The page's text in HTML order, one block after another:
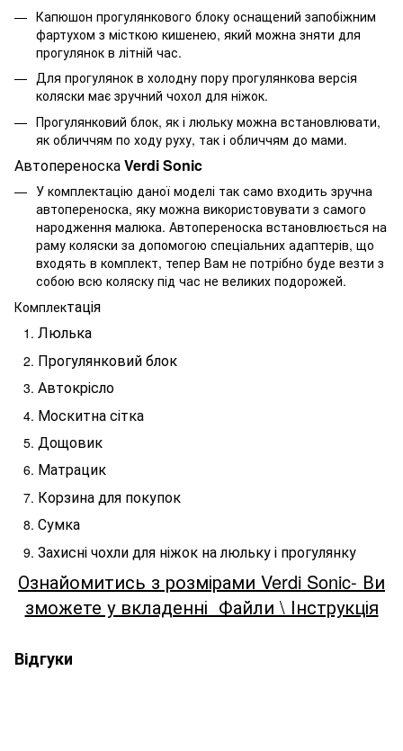
Капюшон прогулянкового блоку оснащений запобіжним
фартухом з місткою кишенею, який можна зняти для
прогулянок в літній час.
Для прогулянок в холодну пору прогулянкова версія
коляски має зручний чохол для ніжок.
Прогулянковий блок, як і люльку можна встановлювати,
як обличчям по ходу руху, так і обличчям до мами.
АвтопереноскаVerdi Sonic
У комплектацію даної моделі так само входить зручна
автопереноска, яку можна використовувати з самого
народження малюка. Автопереноска встановлюється на
раму коляски за допомогою спеціальних адаптерів, що
входять в комплект, тепер Вам не потрібно буде везти з
собою всю коляску під час не великих подорожей.
Комплектація
Люлька
Прогулянковий блок
Автокрісло
Москитна сітка
Дощовик
Матрацик
Корзина для покупок
Сумка
Захисні чохли для ніжок на люльку і прогулянку
Ознайомитись з розмірами Verdi Sonic- Ви
зможете у вкладенні Файли \ Інструкція
Відгуки